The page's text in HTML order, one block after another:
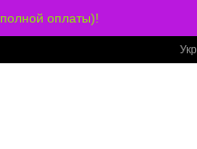
оплаты)!
Укр